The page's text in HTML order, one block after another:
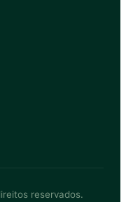
reservados.